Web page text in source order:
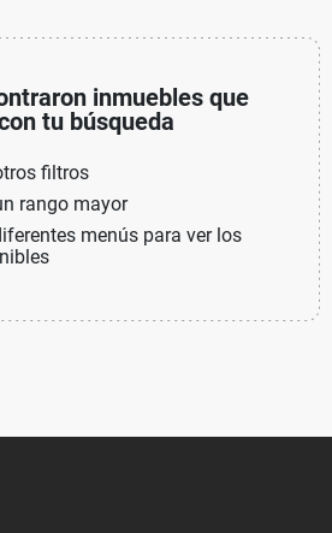
inmuebles que
tu búsqueda
filtros
rango mayor
menús para ver los